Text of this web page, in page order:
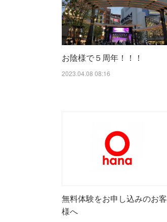
お陰様で５周年！！！
2023.04.08 08:16
無料体験をお申し込みのお客
様へ